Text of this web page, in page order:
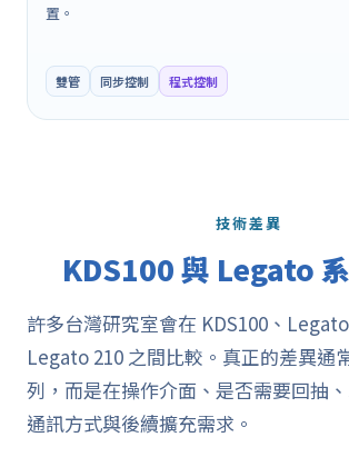
置。
雙管 同步控制 程式控制
技術差異
KDS100 與 Legato
許多台灣研究室會在 KDS100、
Legato 210 之間比較。真正的差異通
列，而是在操作介面、是否需要回抽
通訊方式與後續擴充需求。